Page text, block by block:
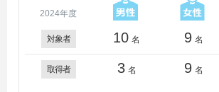
2024年度
対象者 10 名 9 名
取得者 3 名 9 名